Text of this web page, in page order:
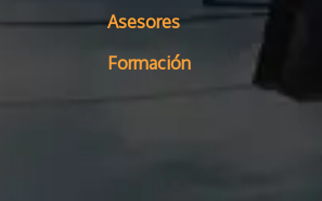
Asesores
Formación